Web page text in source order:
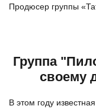
Продюсер группы
Группа
своему
В этом году